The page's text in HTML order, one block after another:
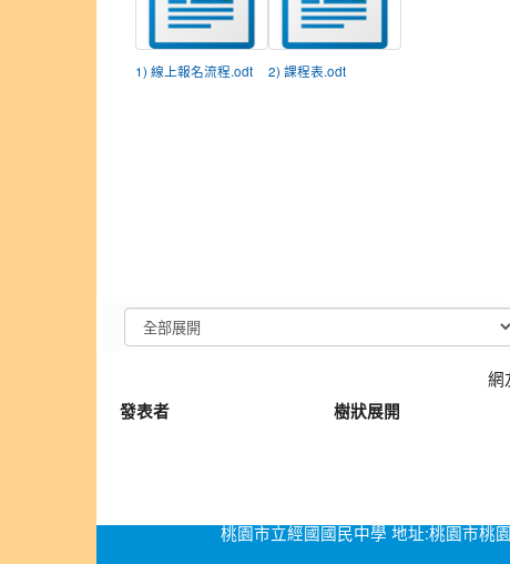
1) 線上報名流程.odt 2) 課程表.odt
網
發表者
樹狀展開
桃園市立經國國民中學 地址:桃園市桃